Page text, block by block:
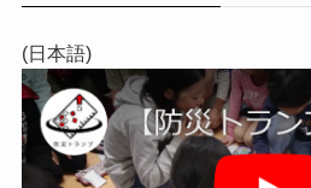
(日本語)